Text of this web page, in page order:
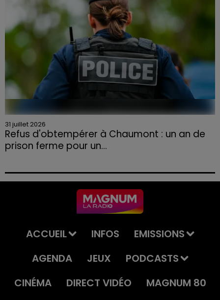
31 juillet 2026
Refus d'obtempérer à Chaumont : un an de
prison ferme pour un...
permis et la confiscation de son véhicule.
ACCUEIL INFOS
EMISSIONS
AGENDA
JEUX
PODCASTS
CINÉMA
DIRECT VIDÉO
MAGNUM 80